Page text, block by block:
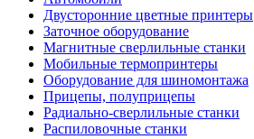
Двусторонние цветные принтеры
Заточное оборудование
Магнитные сверлильные станки
Мобильные термопринтеры
Оборудование для шиномонтажа
Прицепы, полуприцепы
Радиально-сверлильные станки
Распиловочные станки